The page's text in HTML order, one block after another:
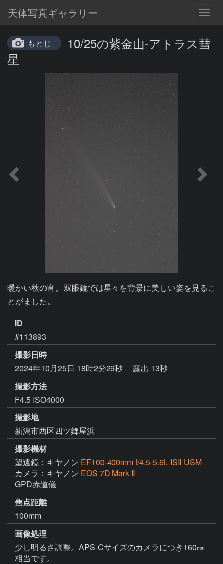
天体写真ギャラリー
もとじ
10/25の紫金山-アトラス彗
星
暖かい秋の宵。双眼鏡では星々を背景に美しい姿を見るこ
とがました。
ID
#113893
撮影日時
2024年10月25日 18時2分29秒
露出 13秒
撮影方法
F4.5 ISO4000
撮影地
新潟市西区四ツ郷屋浜
撮影機材
望遠鏡：キヤノン EF100-400mm f/4.5-5.6L ISⅡ USM
カメラ：キヤノン EOS 7D Mark Ⅱ
GPD赤道儀
焦点距離
100mm
画像処理
少し明るさ調整。APS-Cサイズのカメラにつき160㎜
相当です。